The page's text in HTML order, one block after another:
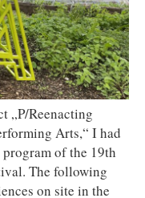
„P/Reenacting
Arts,“ I had
of the 19th
The following
on site in the